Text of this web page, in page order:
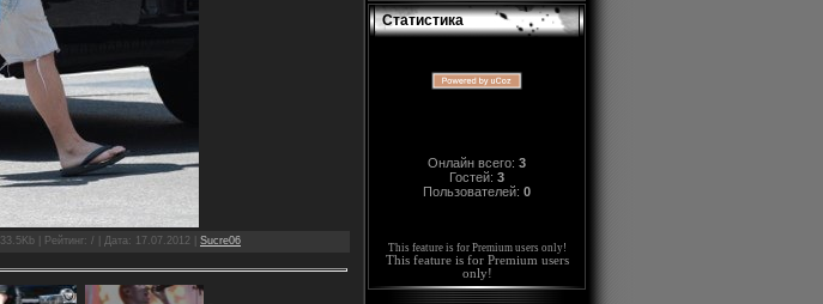
| Рейтинг: / | Дата: 17.07.2012 | Sucre06
Статистика
Онлайн всего: 3
Гостей: 3
Пользователей: 0
This feature is for Premium users only!
This feature is for Premium users
only!